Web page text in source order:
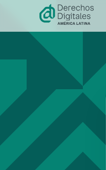
contenido